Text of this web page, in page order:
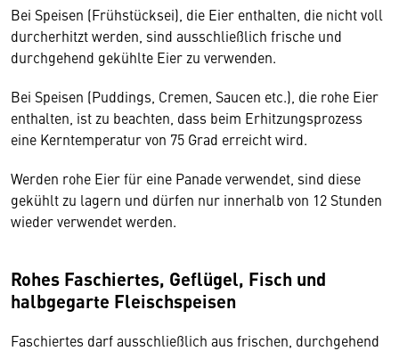
Bei Speisen (Frühstücksei), die Eier enthalten, die nicht voll
durcherhitzt werden, sind ausschließlich frische und
durchgehend gekühlte Eier zu verwenden.
Bei Speisen (Puddings, Cremen, Saucen etc.), die rohe Eier
enthalten, ist zu beachten, dass beim Erhitzungsprozess
eine Kerntemperatur von 75 Grad erreicht wird.
Werden rohe Eier für eine Panade verwendet, sind diese
gekühlt zu lagern und dürfen nur innerhalb von 12 Stunden
wieder verwendet werden.
Rohes Faschiertes, Geflügel, Fisch und
halbgegarte Fleischspeisen
Faschiertes darf ausschließlich aus frischen, durchgehend